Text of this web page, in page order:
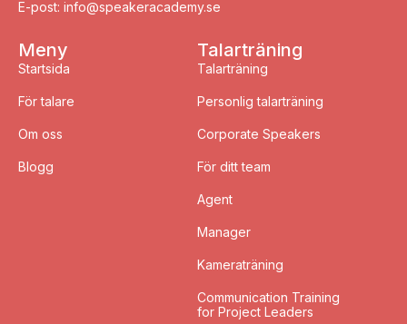
E-post: info@speakeracademy.se
Meny
Startsida
För talare
Om oss
Blogg
Talarträning
Talarträning
Personlig talarträning
Corporate Speakers
För ditt team
Agent
Manager
Kameraträning
Communication Training
for Project Leaders